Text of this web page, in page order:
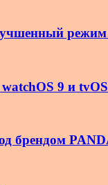
9 и
брендом